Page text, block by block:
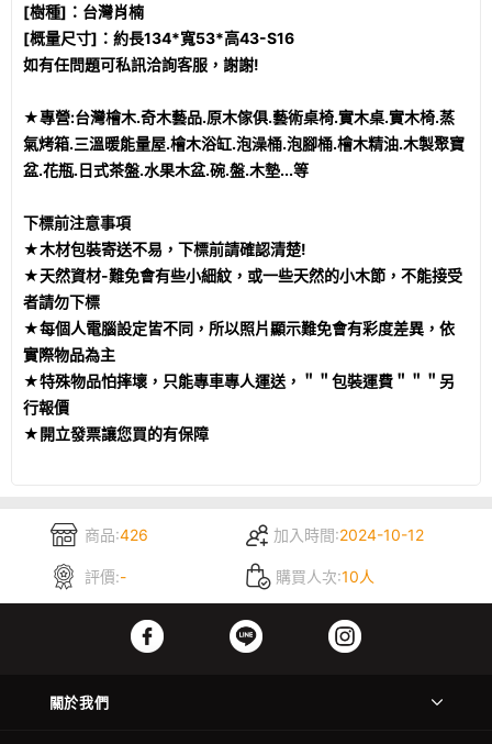
[樹種]：台灣肖楠
[概量尺寸]：約長134*寬53*高43-S16
如有任問題可私訊洽詢客服，謝謝!
★專營:台灣檜木.奇木藝品.原木傢俱.藝術桌椅.實木桌.實木椅.蒸
氣烤箱.三溫暖能量屋.檜木浴缸.泡澡桶.泡腳桶.檜木精油.木製聚寶
盆.花瓶.日式茶盤.水果木盆.碗.盤.木墊...等
下標前注意事項
★木材包裝寄送不易，下標前請確認清楚!
★天然資材-難免會有些小細紋，或一些天然的小木節，不能接受
者請勿下標
★每個人電腦設定皆不同，所以照片顯示難免會有彩度差異，依
實際物品為主
★特殊物品怕摔壞，只能專車專人運送，＂＂包裝運費＂＂＂另
行報價
★開立發票讓您買的有保障
商品:426 加入時間:2024-10-12
評價:- 購買人次:10人
關於我們